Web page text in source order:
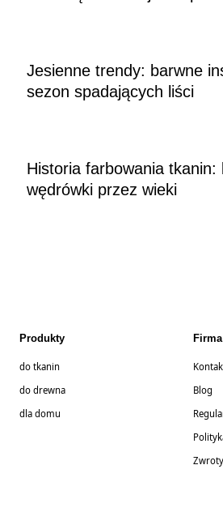
Jesienne trendy: barwne
sezon spadających liści
Historia farbowania tkanin:
wędrówki przez wieki
Produkty
do tkanin
do drewna
dla domu
Firma
Blog